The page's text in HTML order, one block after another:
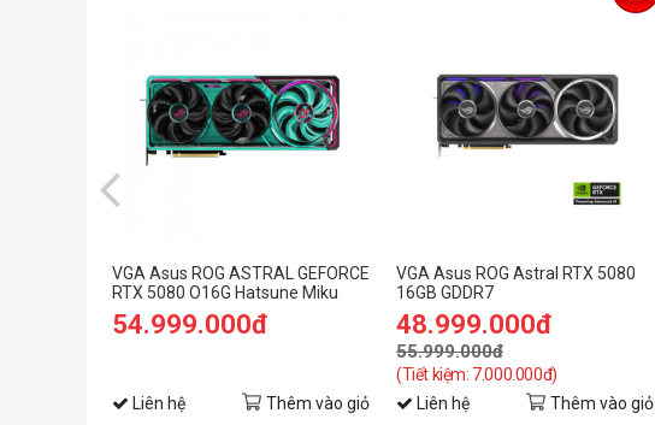
VGA Asus ROG ASTRAL GEFORCE
RTX 5080 O16G Hatsune Miku
Edition
54.999.000đ
Liên hệ Thêm vào giỏ
VGA Asus ROG Astral RTX 5080
16GB GDDR7
48.999.000đ
55.999.000đ
(Tiết kiệm: 7.000.000đ)
Liên hệ Thêm vào giỏ